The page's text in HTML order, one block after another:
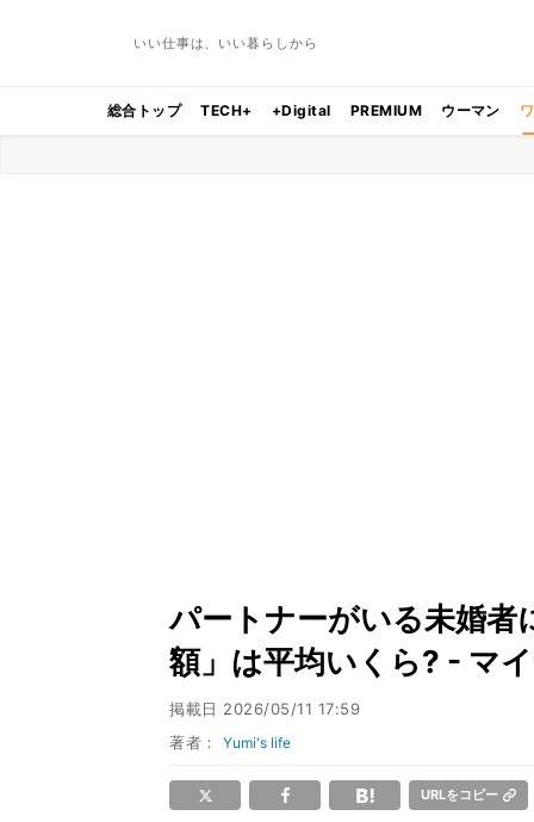
いい仕事は、いい暮らしから
総合トップ TECH+ +Digital PREMIUM ウーマン
パートナーがいる未婚者
額」は平均いくら? - マ
掲載日 2026/05/11 17:59
著者：Yumi's life
URLをコピー